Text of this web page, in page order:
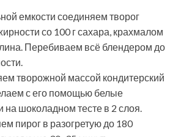
емкости соединяем творог
со 100 г сахара, крахмалом
Перебиваем всё блендером до
творожной массой кондитерский
с его помощью белые
на шоколадном тесте в 2 слоя.
пирог в разогретую до 180